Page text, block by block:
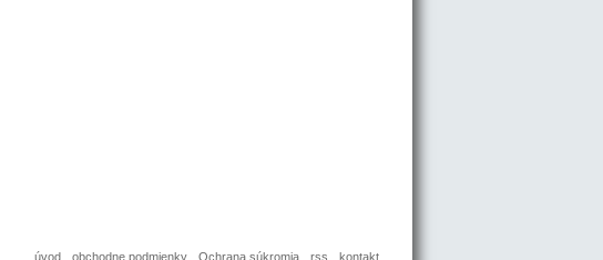
úvod obchodne podmienky Ochrana súkromia rss kontakt